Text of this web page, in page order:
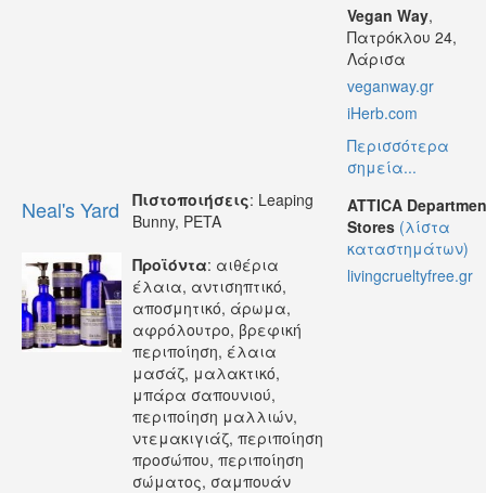
Vegan Way,
Πατρόκλου 24,
Λάρισα
veganway.gr
iHerb.com
Περισσότερα
σημεία...
Neal's Yard Πιστοποιήσεις: Leaping
Bunny, PETA
Προϊόντα: αιθέρια
έλαια, αντισηπτικό,
αποσμητικό, άρωμα,
αφρόλουτρο, βρεφική
περιποίηση, έλαια
μασάζ, μαλακτικό,
μπάρα σαπουνιού,
περιποίηση μαλλιών,
ντεμακιγιάζ, περιποίηση
προσώπου, περιποίηση
σώματος, σαμπουάν
ATTICA
Stores (λίστα
καταστημάτων)
livingcrueltyfree.gr